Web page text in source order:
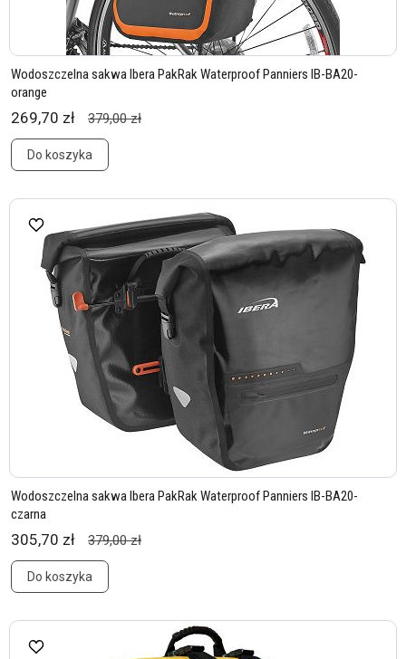
Wodoszczelna sakwa Ibera PakRak Waterproof Panniers IB-BA20-
orange
269,70 zł 379,00 zł
Do koszyka
Wodoszczelna sakwa Ibera PakRak Waterproof Panniers IB-BA20-
czarna
305,70 zł 379,00 zł
Do koszyka